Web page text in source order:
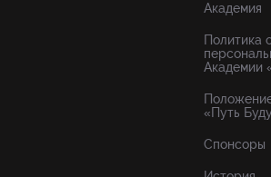
Академия
Политика
Академии
«Путь
Спонсоры